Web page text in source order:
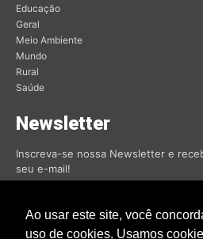
Educação
Geral
Meio Ambiente
Mundo
Rural
Saúde
Newsletter
Inscreva-se nossa Newsletter e
seu e-mail!
Ao usar este site, você
uso de cookies. Usamos